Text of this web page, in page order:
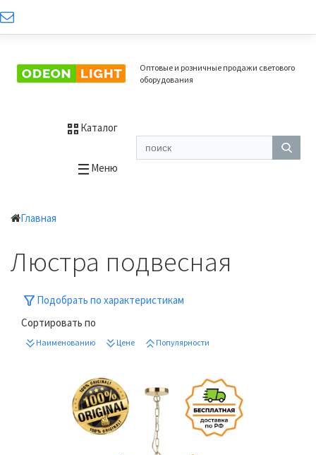
Оптовые и розничные продажи светового
оборудования
Каталог
Меню
Главная
Люстра подвесная
Подобрать по характеристикам
Сортировать по
Наименованию Цене Популярности